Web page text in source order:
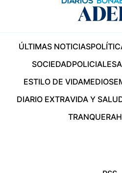
ÚLTIMAS NOTICIAS
SOCIEDADPOLICIALES
ESTILO DE VIDAMEDIOS
DIARIO EXTRAVIDA Y
TRANQUERA